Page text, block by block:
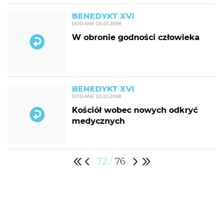
BENEDYKT XVI
DODANE 19.10.2006
W obronie godności człowieka
BENEDYKT XVI
DODANE 19.10.2006
Kościół wobec nowych odkryć
medycznych
72 / 76